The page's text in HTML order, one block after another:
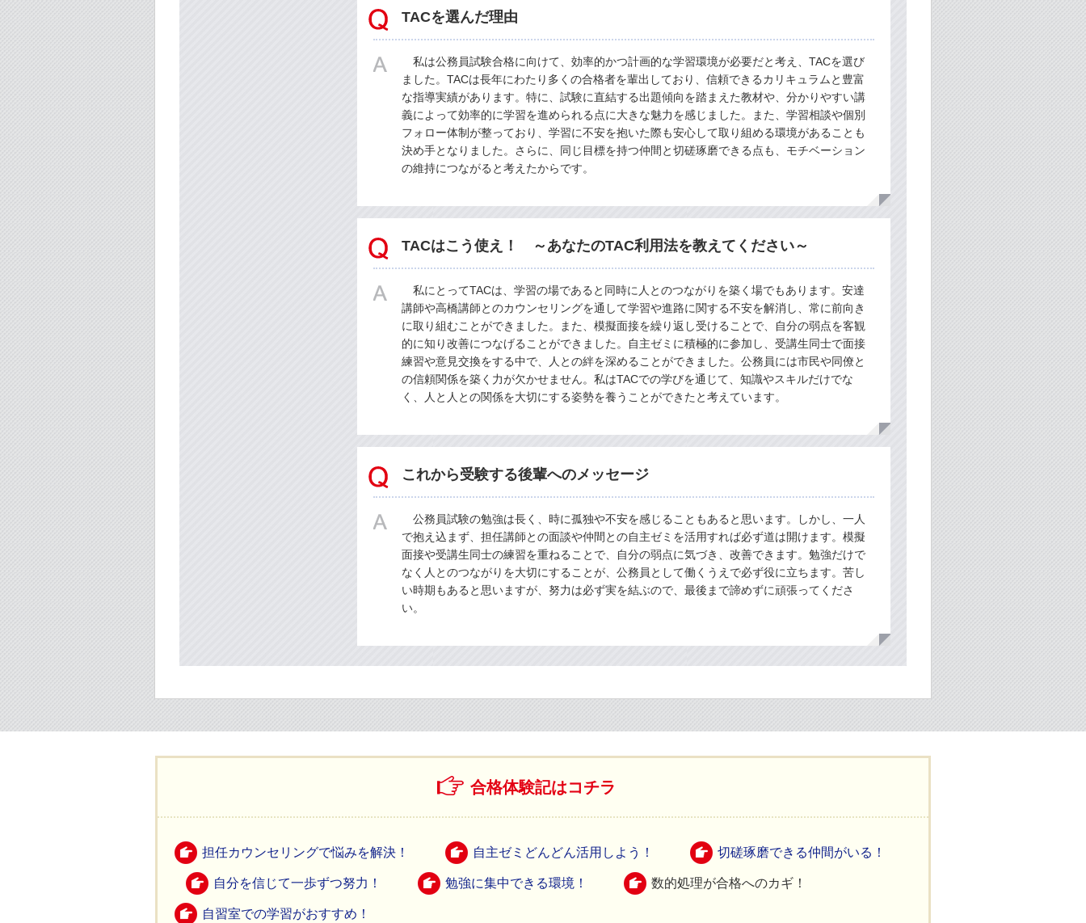
TACを選んだ理由
私は公務員試験合格に向けて、効率的かつ計画的な学習環境が必要だと考え、TACを選び
ました。TACは長年にわたり多くの合格者を輩出しており、信頼できるカリキュラムと豊富
な指導実績があります。特に、試験に直結する出題傾向を踏まえた教材や、分かりやすい講
義によって効率的に学習を進められる点に大きな魅力を感じました。また、学習相談や個別
フォロー体制が整っており、学習に不安を抱いた際も安心して取り組める環境があることも
決め手となりました。さらに、同じ目標を持つ仲間と切磋琢磨できる点も、モチベーション
の維持につながると考えたからです。
TACはこう使え！ ～あなたのTAC利用法を教えてください～
私にとってTACは、学習の場であると同時に人とのつながりを築く場でもあります。安達
講師や高橋講師とのカウンセリングを通して学習や進路に関する不安を解消し、常に前向き
に取り組むことができました。また、模擬面接を繰り返し受けることで、自分の弱点を客観
的に知り改善につなげることができました。自主ゼミに積極的に参加し、受講生同士で面接
練習や意見交換をする中で、人との絆を深めることができました。公務員には市民や同僚と
の信頼関係を築く力が欠かせません。私はTACでの学びを通じて、知識やスキルだけでな
く、人と人との関係を大切にする姿勢を養うことができたと考えています。
これから受験する後輩へのメッセージ
公務員試験の勉強は長く、時に孤独や不安を感じることもあると思います。しかし、一人
で抱え込まず、担任講師との面談や仲間との自主ゼミを活用すれば必ず道は開けます。模擬
面接や受講生同士の練習を重ねることで、自分の弱点に気づき、改善できます。勉強だけで
なく人とのつながりを大切にすることが、公務員として働くうえで必ず役に立ちます。苦し
い時期もあると思いますが、努力は必ず実を結ぶので、最後まで諦めずに頑張ってくださ
い。
合格体験記はコチラ
担任カウンセリングで悩みを解決！ 自主ゼミどんどん活用しよう！ 切磋琢磨できる仲間がいる！
自分を信じて一歩ずつ努力！ 勉強に集中できる環境！ 数的処理が合格へのカギ！
自習室での学習がおすすめ！